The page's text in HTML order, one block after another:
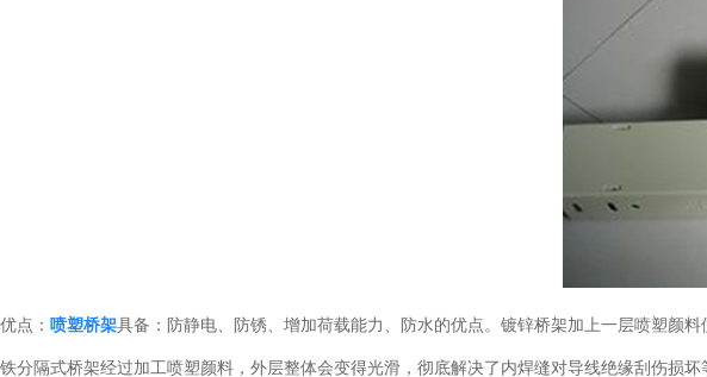
优点： 喷塑桥架具备：防静电、防锈、增加荷载能力、防水的优点。镀锌桥架加上一层喷塑颜
铁分隔式桥架经过加工喷塑颜料，外层整体会变得光滑，彻底解决了内焊缝对导线绝缘刮伤损